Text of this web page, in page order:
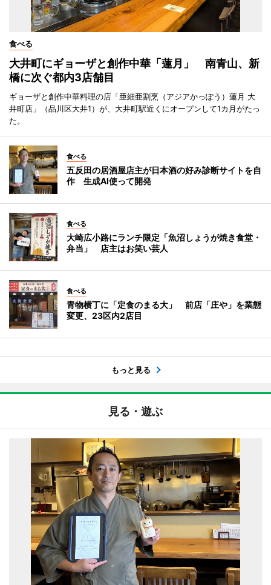
食べる
大井町にギョーザと創作中華「蓮月」 南青山、新
橋に次ぐ都内3店舗目
ギョーザと創作中華料理の店「亜細亜割烹（アジアかっぽう）蓮月 大
井町店」（品川区大井1）が、大井町駅近くにオープンして1カ月がたっ
た。
食べる
五反田の居酒屋店主が日本酒の好み診断サイトを自
作 生成AI使って開発
食べる
大崎広小路にランチ限定「魚沼しょうが焼き食堂・
弁当」 店主はお笑い芸人
食べる
青物横丁に「定食のまる大」 前店「庄や」を業態
変更、23区内2店目
もっと見る
見る・遊ぶ